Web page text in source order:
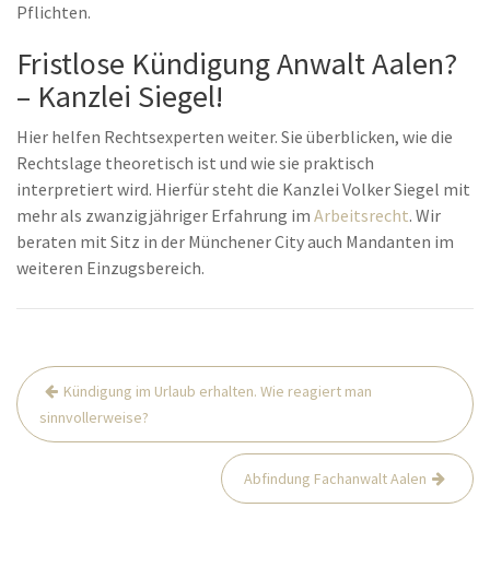
Pflichten.
Fristlose Kündigung Anwalt Aalen?
– Kanzlei Siegel!
Hier helfen Rechtsexperten weiter. Sie überblicken, wie die
Rechtslage theoretisch ist und wie sie praktisch
interpretiert wird. Hierfür steht die Kanzlei Volker Siegel mit
mehr als zwanzigjähriger Erfahrung im Arbeitsrecht. Wir
beraten mit Sitz in der Münchener City auch Mandanten im
weiteren Einzugsbereich.
Beitrags-
Navigation
Kündigung im Urlaub erhalten. Wie reagiert man
sinnvollerweise?
Abfindung Fachanwalt Aalen